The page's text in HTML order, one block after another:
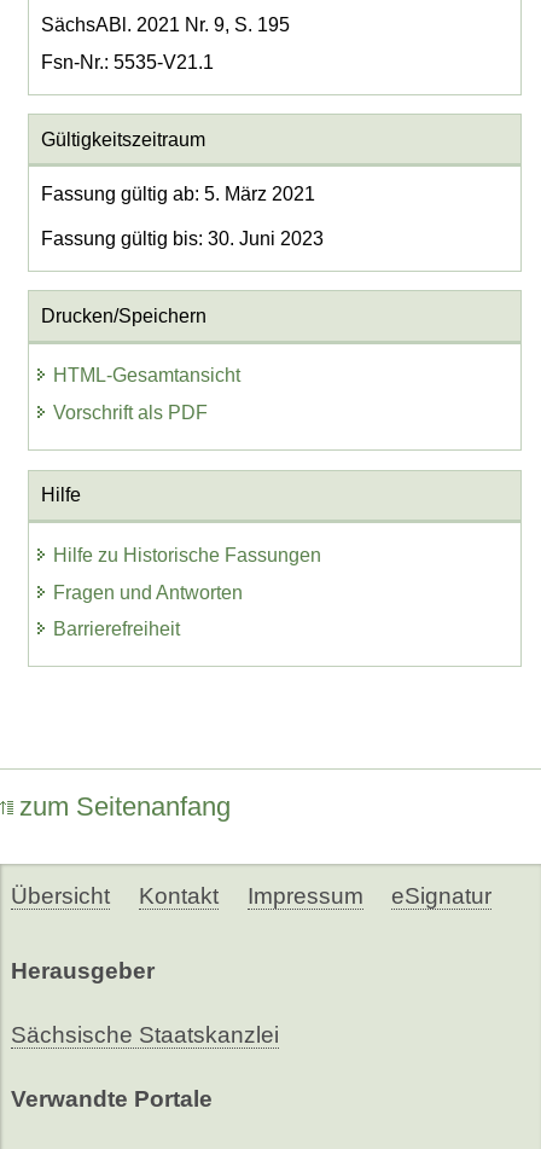
SächsABl. 2021 Nr. 9, S. 195
Fsn-Nr.: 5535-V21.1
Gültigkeitszeitraum
Fassung gültig ab: 5. März 2021
Fassung gültig bis: 30. Juni 2023
Drucken/Speichern
HTML-Gesamtansicht
Vorschrift als PDF
Hilfe
Hilfe zu Historische Fassungen
Fragen und Antworten
Barrierefreiheit
zum Seitenanfang
Übersicht Kontakt Impressum eSignatur
Herausgeber
Sächsische Staatskanzlei
Verwandte Portale